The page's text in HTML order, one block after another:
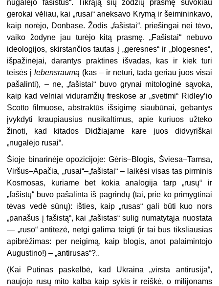
nugalėjo fašistus“. Tikrąją šių žodžių prasmę suvokiau
gerokai vėliau, kai „rusai“ aneksavo Krymą ir šeimininkavo,
kaip norėjo, Donbase. Žodis „fašistai“, priešingai nei tėvo,
vaiko žodyne jau turėjo kitą prasmę. „Fašistai“ nebuvo
ideologijos, skirstančios tautas į „geresnes“ ir „blogesnes“,
išpažinėjai, darantys praktines išvadas, kas ir kiek turi
teisės įlebensraumą (kas – ir neturi, tada geriau juos visai
pašalinti), – ne, „fašistai“ buvo grynai mitologinė sąvoka,
kaip kad velniai viduramžių freskose ar „svetimi“ Ridley’io
Scotto filmuose, abstraktūs išsigimę siaubūnai, gebantys
įvykdyti kraupiausius nusikaltimus, apie kuriuos užteko
žinoti, kad kitados Didžiajame kare juos didvyriškai
„nugalėjo rusai“.
Šioje binarinėje opozicijoje: Gėris–Blogis, Šviesa–Tamsa,
Viršus–Apačia, „rusai“–„fašistai“ – laikėsi visas tas pirminis
Kosmosas, kuriame bet kokia analogija tarp „rusų“ ir
„fašistų“ buvo pašalinta iš pagrindų (tai, prie ko primygtinai
tėvas vedė sūnų): išties, kaip „rusas“ gali būti kuo nors
„panašus į fašistą“, kai „fašistas“ sulig numatytąja nuostata
— „ruso“ antitezė, netgi galima teigti (ir tai bus tiksliausias
apibrėžimas: per neigimą, kaip blogis, anot palaimintojo
Augustino!) – „antirusas“?..
(Kai Putinas paskelbė, kad Ukraina „virsta antirusija“,
naujojo rusų mito kalba kaip sykis ir reiškė, o milijonams